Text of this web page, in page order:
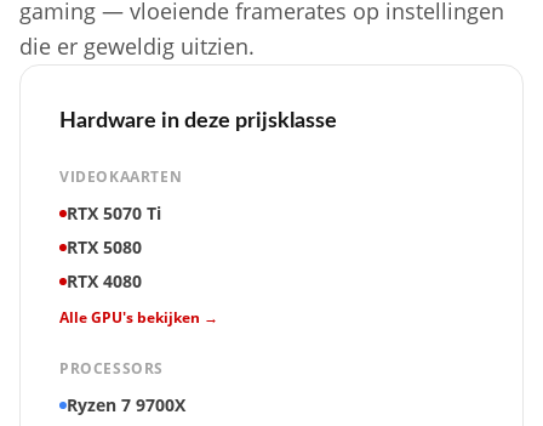
gaming — vloeiende framerates op instellingen
die er geweldig uitzien.
Hardware in deze prijsklasse
VIDEOKAARTEN
RTX 5070 Ti
RTX 5080
RTX 4080
Alle GPU's bekijken →
PROCESSORS
Ryzen 7 9700X